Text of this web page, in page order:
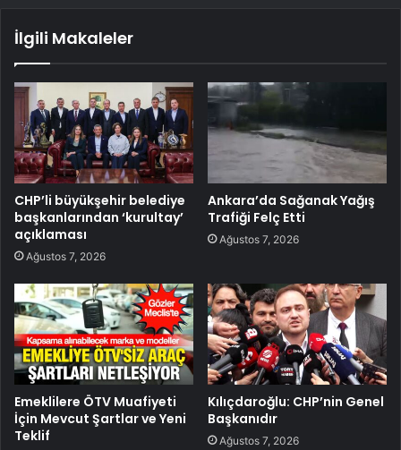
İlgili Makaleler
CHP’li büyükşehir belediye
başkanlarından ‘kurultay’
açıklaması
Ağustos 7, 2026
Ankara’da Sağanak Yağış
Trafiği Felç Etti
Ağustos 7, 2026
Emeklilere ÖTV Muafiyeti
İçin Mevcut Şartlar ve Yeni
Teklif
Kılıçdaroğlu: CHP’nin Genel
Başkanıdır
Ağustos 7, 2026